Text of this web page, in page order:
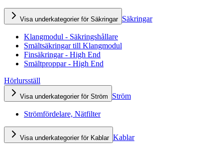
Visa underkategorier för Säkringar Säkringar
Klangmodul - Säkringshållare
Smältsäkringar till Klangmodul
Finsäkringar - High End
Smältproppar - High End
Hörlursställ
Visa underkategorier för Ström Ström
Strömfördelare, Nätfilter
Visa underkategorier för Kablar Kablar